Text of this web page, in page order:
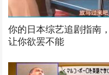
你的日本综艺追剧指南
让你欲罢不能